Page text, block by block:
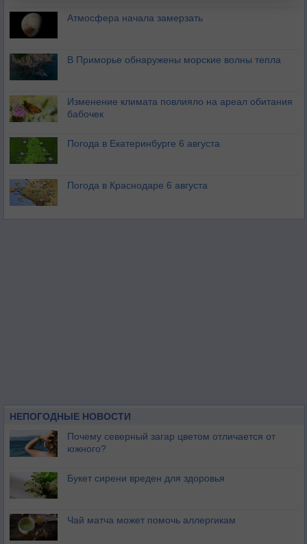
Атмосфера начала замерзать
В Приморье обнаружены морские волны тепла
Изменение климата повлияло на ареал обитания
бабочек
Погода в Екатеринбурге 6 августа
Погода в Краснодаре 6 августа
НЕПОГОДНЫЕ НОВОСТИ
Почему северный загар цветом отличается от
южного?
Букет сирени вреден для здоровья
Чай матча может помочь аллергикам